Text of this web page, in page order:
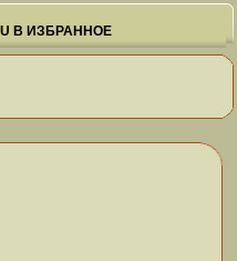
В ИЗБРАННОЕ